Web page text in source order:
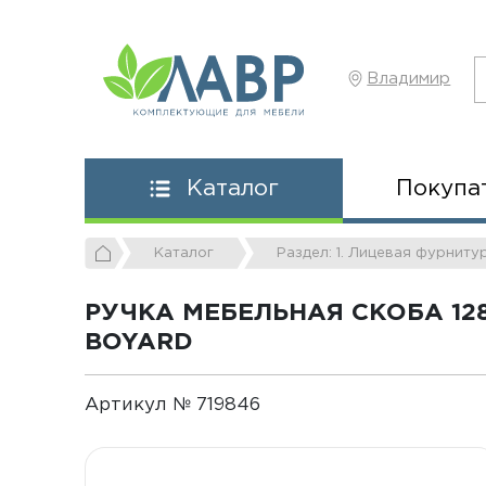
Владимир
Каталог
Каталог Раздел: 1. Лицевая
РУЧКА МЕБЕЛЬНАЯ СКОБА
BOYARD
Артикул № 719846